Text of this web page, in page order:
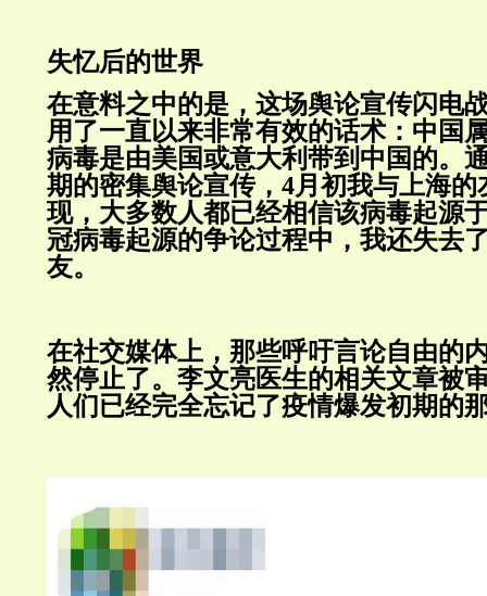
失忆后的世界
在意料之中的是，这场舆论宣传闪电
用了一直以来非常有效的话术：中国
病毒是由美国或意大利带到中国的。
期的密集舆论宣传，4月初我与上海的
现，大多数人都已经相信该病毒起源
冠病毒起源的争论过程中，我还失去
友。
在社交媒体上，那些呼吁言论自由的
然停止了。李文亮医生的相关文章被
人们已经完全忘记了疫情爆发初期的